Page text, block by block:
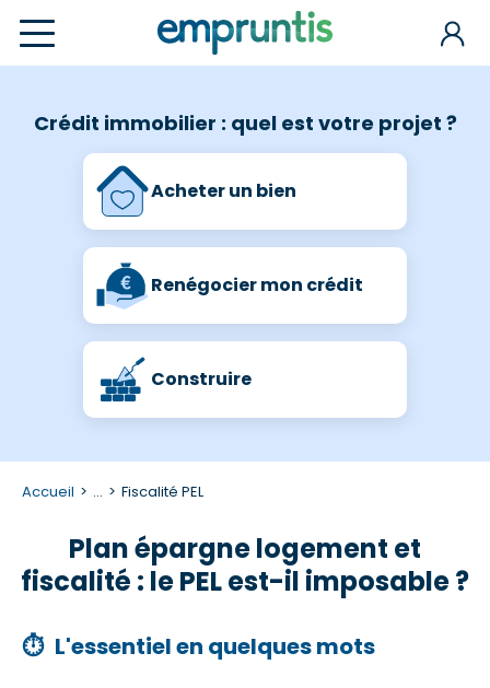
Crédit immobilier : quel est votre projet ?
Acheter un bien
Renégocier mon crédit
Construire
Accueil ... Fiscalité PEL
Plan épargne logement et
fiscalité : le PEL est-il imposable ?
⏱ L'essentiel en quelques mots